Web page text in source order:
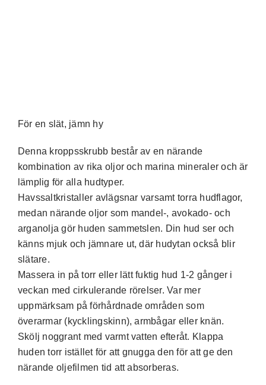
För en slät, jämn hy
Denna kroppsskrubb består av en närande
kombination av rika oljor och marina mineraler och är
lämplig för alla hudtyper.
Havssaltkristaller avlägsnar varsamt torra hudflagor,
medan närande oljor som mandel-, avokado- och
arganolja gör huden sammetslen. Din hud ser och
känns mjuk och jämnare ut, där hudytan också blir
slätare.
Massera in på torr eller lätt fuktig hud 1-2 gånger i
veckan med cirkulerande rörelser. Var mer
uppmärksam på förhårdnade områden som
överarmar (kycklingskinn), armbågar eller knän.
Skölj noggrant med varmt vatten efteråt. Klappa
huden torr istället för att gnugga den för att ge den
närande oljefilmen tid att absorberas.